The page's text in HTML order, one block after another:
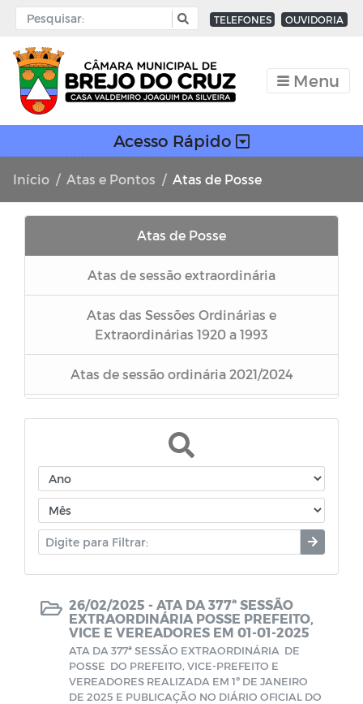
TELEFONES OUVIDORIA
Menu
Acesso Rápido
Início Atas e Pontos Atas de Posse
Atas de Posse
Atas de sessão extraordinária
Atas das Sessões Ordinárias e
Extraordinárias 1920 a 1993
Atas de sessão ordinária 2021/2024
Vereadores 1920 a 2020
Atas Ordinárias e Extraordinárias de 1993 a
2020
Pontos de Frequência
Atas
Atas de sessão ordinária 2026
26/02/2025 - ATA DA 377ª SESSÃO
EXTRAORDINÁRIA POSSE PREFEITO,
VICE E VEREADORES EM 01-01-2025
ATA DA 377ª SESSÃO EXTRAORDINÁRIA DE
POSSE DO PREFEITO, VICE-PREFEITO E
VEREADORES REALIZADA EM 1º DE JANEIRO
DE 2025 E PUBLICAÇÃO NO DIÁRIO OFICIAL DO